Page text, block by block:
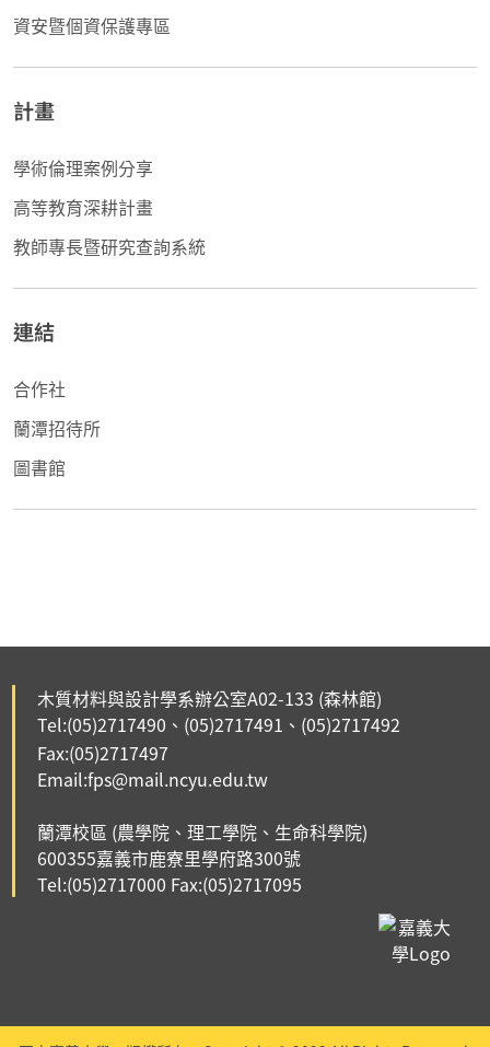
資安暨個資保護專區
計畫
學術倫理案例分享
高等教育深耕計畫
教師專長暨研究查詢系統
連結
合作社
蘭潭招待所
圖書館
木質材料與設計學系辦公室A02-133 (森林館)
Tel:(05)2717490 、 (05)2717491、 (05)2717492
Fax:(05)2717497
Email:fps@mail.ncyu.edu.tw
蘭潭校區 (農學院、理工學院、生命科學院)
600355嘉義市鹿寮里學府路300號
Tel:(05)2717000 Fax:(05)2717095